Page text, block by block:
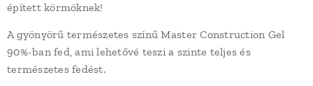
épített körmöknek!
A gyönyörű természetes színű Master Construction Gel
90%-ban fed, ami lehetővé teszi a szinte teljes és
természetes fedést.